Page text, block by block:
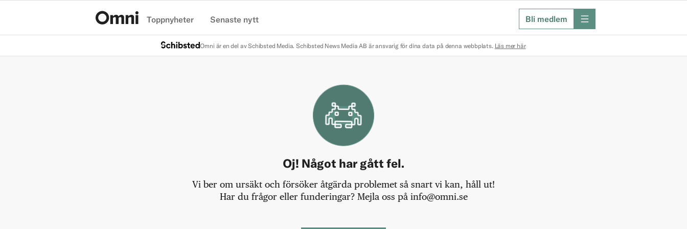
Toppnyheter Senaste nytt Bli medlem meny
Omni är en del av Schibsted Media. Schibsted News Media AB är ansvarig för dina data på denna webbplats. Läs mer här
Oj! Något har gått fel.
Vi ber om ursäkt och försöker åtgärda problemet så snart vi kan, håll ut!
Har du frågor eller funderingar? Mejla oss på info@omni.se